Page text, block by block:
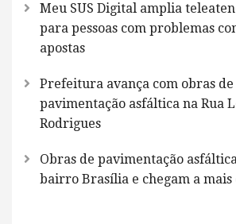
Meu SUS Digital amplia
para pessoas com problemas
apostas
Prefeitura avança com obras de
pavimentação asfáltica na Rua
Rodrigues
Obras de pavimentação
bairro Brasília e chegam a